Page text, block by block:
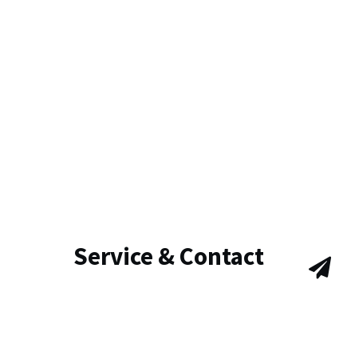
Service & Contact